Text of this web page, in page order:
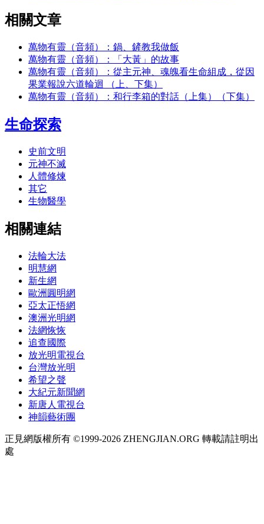
相關文章
萬物有靈（音頻）：鍋、鏟教我做飯
萬物有靈（音頻）：「大黃」的故事
萬物有靈（音頻）：從主元神、魂魄看生命組成，從因
果業報說六道輪迴 （上、下集）
萬物有靈（音頻）：和行李箱的對話（上集）（下集）
生命探索
史前文明
元神不滅
人體修煉
其它
生物醫學
相關連結
法輪大法
明慧網
新生網
歐洲圓明網
亞太正悟網
澳洲光明網
法網恢恢
追查國際
放光明電視台
台灣放光明
希望之聲
大紀元新聞網
新唐人電視台
神韻藝術團
正見網版權所有 ©1999-2026 ZHENGJIAN.ORG 轉載請註明出
處